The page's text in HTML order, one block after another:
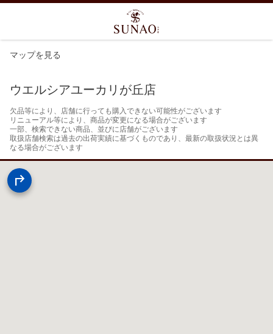
マップを見る
ウエルシアユーカリが丘店
欠品等により、店舗に行っても購入できない可能性がございます
リニューアル等により、商品が変更になる場合がございます
一部、検索できない商品、並びに店舗がございます
取扱店舗検索は過去の出荷実績に基づくものであり、最新の取扱状況とは異
なる場合がございます